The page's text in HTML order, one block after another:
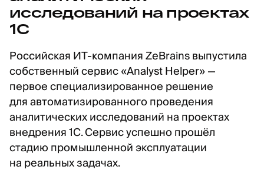
исследований на проектах
1С
Российская ИТ-компания ZeBrains выпустила
собственный сервис «Analyst Helper» —
первое специализированное решение
для автоматизированного проведения
аналитических исследований на проектах
внедрения 1С. Сервис успешно прошёл
стадию промышленной эксплуатации
на реальных задачах.